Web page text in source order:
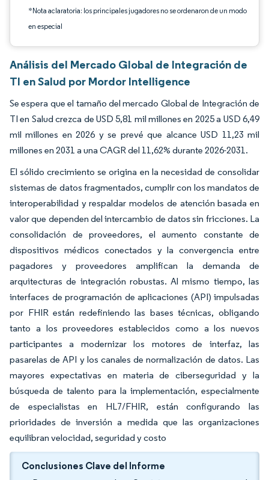
*Nota aclaratoria: los principales jugadores no se ordenaron de un modo
en especial
Análisis del Mercado Global de Integración de
TI en Salud por Mordor Intelligence
Se espera que el tamaño del mercado Global de Integración de
TI en Salud crezca de USD 5,81 mil millones en 2025 a USD 6,49
mil millones en 2026 y se prevé que alcance USD 11,23 mil
millones en 2031 a una CAGR del 11,62% durante 2026-2031.
El sólido crecimiento se origina en la necesidad de consolidar
sistemas de datos fragmentados, cumplir con los mandatos de
interoperabilidad y respaldar modelos de atención basada en
valor que dependen del intercambio de datos sin fricciones. La
consolidación de proveedores, el aumento constante de
dispositivos médicos conectados y la convergencia entre
pagadores y proveedores amplifican la demanda de
arquitecturas de integración robustas. Al mismo tiempo, las
interfaces de programación de aplicaciones (API) impulsadas
por FHIR están redefiniendo las bases técnicas, obligando
tanto a los proveedores establecidos como a los nuevos
participantes a modernizar los motores de interfaz, las
pasarelas de API y los canales de normalización de datos. Las
mayores expectativas en materia de ciberseguridad y la
búsqueda de talento para la implementación, especialmente
de especialistas en HL7/FHIR, están configurando las
prioridades de inversión a medida que las organizaciones
equilibran velocidad, seguridad y costo
Conclusiones Clave del Informe